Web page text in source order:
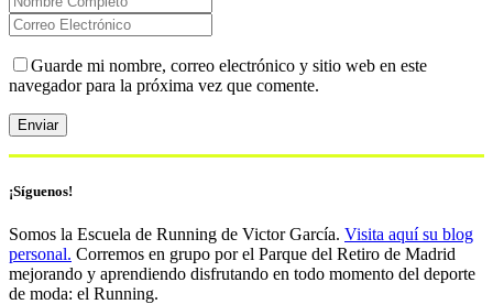
Guarde mi nombre, correo electrónico y sitio web en este
navegador para la próxima vez que comente.
¡Síguenos!
Somos la Escuela de Running de Victor García. Visita aquí su blog
personal. Corremos en grupo por el Parque del Retiro de Madrid
mejorando y aprendiendo disfrutando en todo momento del deporte
de moda: el Running.